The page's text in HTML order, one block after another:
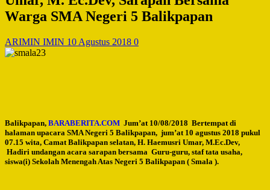
Warga SMA Negeri 5 Balikpapan
ARIMIN IMIN 10 Agustus 2018 0
Balikpapan, BARABERITA.COM Jum’at 10/08/2018 Bertempat di
halaman upacara SMA Negeri 5 Balikpapan, jum’at 10 agustus 2018 pukul
07.15 wita, Camat Balikpapan selatan, H. Haemusri Umar, M.Ec.Dev,
Hadiri undangan acara sarapan bersama Guru-guru, staf tata usaha,
siswa(i) Sekolah Menengah Atas Negeri 5 Balikpapan ( Smala ).